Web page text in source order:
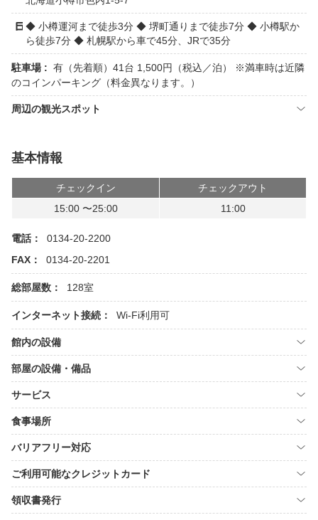
◆ 小樽運河まで徒歩3分 ◆ 堺町通りまで徒歩7分 ◆ 小樽駅か
ら徒歩7分 ◆ 札幌駅から車で45分、JRで35分
駐車場 : 有（先着順）41台 1,500円（税込／泊） ※満車時は近隣
のコインパーキング（料金異なります。）
周辺の観光スポット
基本情報
チェックイン
チェックアウト
15:00 〜25:00
11:00
電話：
0134-20-2200
FAX：
0134-20-2201
総部屋数： 128室
インターネット接続： Wi-Fi利用可
館内の設備
部屋の設備・備品
サービス
食事場所
バリアフリー対応
ご利用可能なクレジットカード
領収書発行